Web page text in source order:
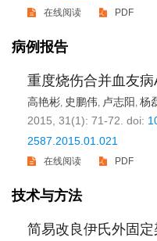
在线阅读 PDF
病例报告
重度烧伤合并血友病
高艳彬, 史鹏伟, 卢志阳, 杨
2015, 31(1): 71-72. doi:
2587.2015.01.021
在线阅读 PDF
技术与方法
简易改良伊氏外固